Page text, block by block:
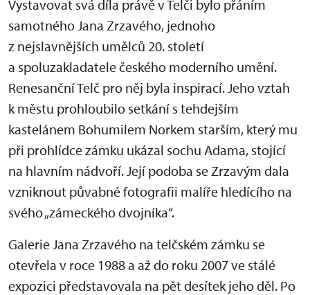
Vystavovat svá díla právě v Telči bylo přáním
samotného Jana Zrzavého, jednoho
z nejslavnějších umělců 20. století
a spoluzakladatele českého moderního umění.
Renesanční Telč pro něj byla inspirací. Jeho vztah
k městu prohloubilo setkání s tehdejším
kastelánem Bohumilem Norkem starším, který mu
při prohlídce zámku ukázal sochu Adama, stojící
na hlavním nádvoří. Její podoba se Zrzavým dala
vzniknout půvabné fotografii malíře hledícího na
svého „zámeckého dvojníka“.
Galerie Jana Zrzavého na telčském zámku se
otevřela v roce 1988 a až do roku 2007 ve stálé
expozici představovala na pět desítek jeho děl. Po